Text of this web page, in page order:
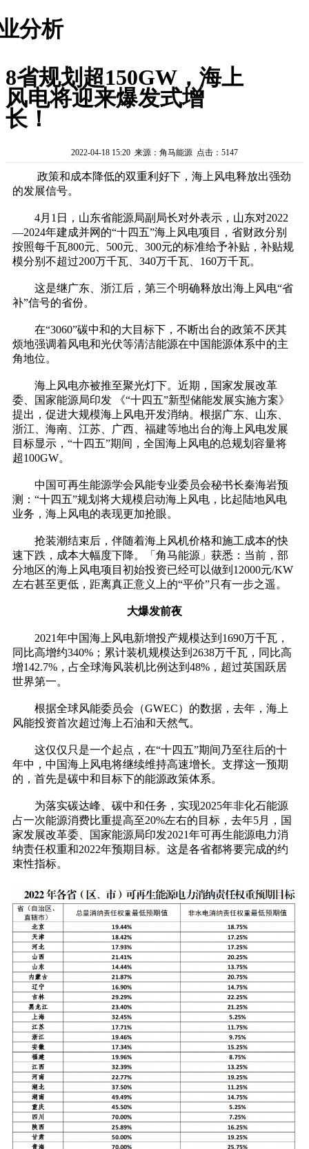
分析
8省规划超150GW，海上
风电将迎来爆发式增
长！
2022-04-18 15:20 来源：角马能源 点击：5147
政策和成本降低的双重利好下，海上风电释放出强劲
的发展信号。
4月1日，山东省能源局副局长对外表示，山东对2022
—2024年建成并网的“十四五”海上风电项目，省财政分别
按照每千瓦800元、500元、300元的标准给予补贴，补贴规
模分别不超过200万千瓦、340万千瓦、160万千瓦。
这是继广东、浙江后，第三个明确释放出海上风电“省
补”信号的省份。
在“3060”碳中和的大目标下，不断出台的政策不厌其
烦地强调着风电和光伏等清洁能源在中国能源体系中的主
角地位。
海上风电亦被推至聚光灯下。近期，国家发展改革
委、国家能源局印发 《“十四五”新型储能发展实施方案》
提出，促进大规模海上风电开发消纳。根据广东、山东、
浙江、海南、江苏、广西、福建等地出台的海上风电发展
目标显示，“十四五”期间，全国海上风电的总规划容量将
超100GW。
中国可再生能源学会风能专业委员会秘书长秦海岩预
测：“十四五”规划将大规模启动海上风电，比起陆地风电
业务，海上风电的表现更加抢眼。
抢装潮结束后，伴随着海上风机价格和施工成本的快
速下跌，成本大幅度下降。「角马能源」获悉：当前，部
分地区的海上风电项目初始投资已经可以做到12000元/KW
左右甚至更低，距离真正意义上的“平价”只有一步之遥。
大爆发前夜
2021年中国海上风电新增投产规模达到1690万千瓦，
同比高增约340%；累计装机规模达到2638万千瓦，同比高
增142.7%，占全球海风装机比例达到48%，超过英国跃居
世界第一。
根据全球风能委员会（GWEC）的数据，去年，海上
风能投资首次超过海上石油和天然气。
这仅仅只是一个起点，在“十四五”期间乃至往后的十
年中，中国海上风电将继续维持高速增长。支撑这一预期
的，首先是碳中和目标下的能源政策体系。
为落实碳达峰、碳中和任务，实现2025年非化石能源
占一次能源消费比重提高至20%左右的目标，去年5月，国
家发展改革委、国家能源局印发2021年可再生能源电力消
纳责任权重和2022年预期目标。这是各省都将要完成的约
束性指标。